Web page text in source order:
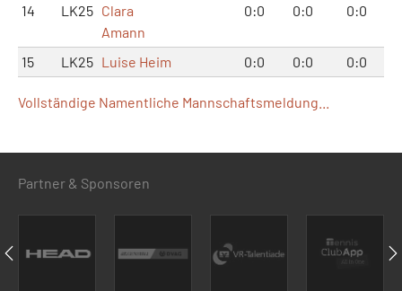
14
LK25 Clara
Amann
0:0 0:0 0:0
15 LK25 Luise Heim 0:0 0:0 0:0
Vollständige Namentliche Mannschaftsmeldung...
Partner & Sponsoren